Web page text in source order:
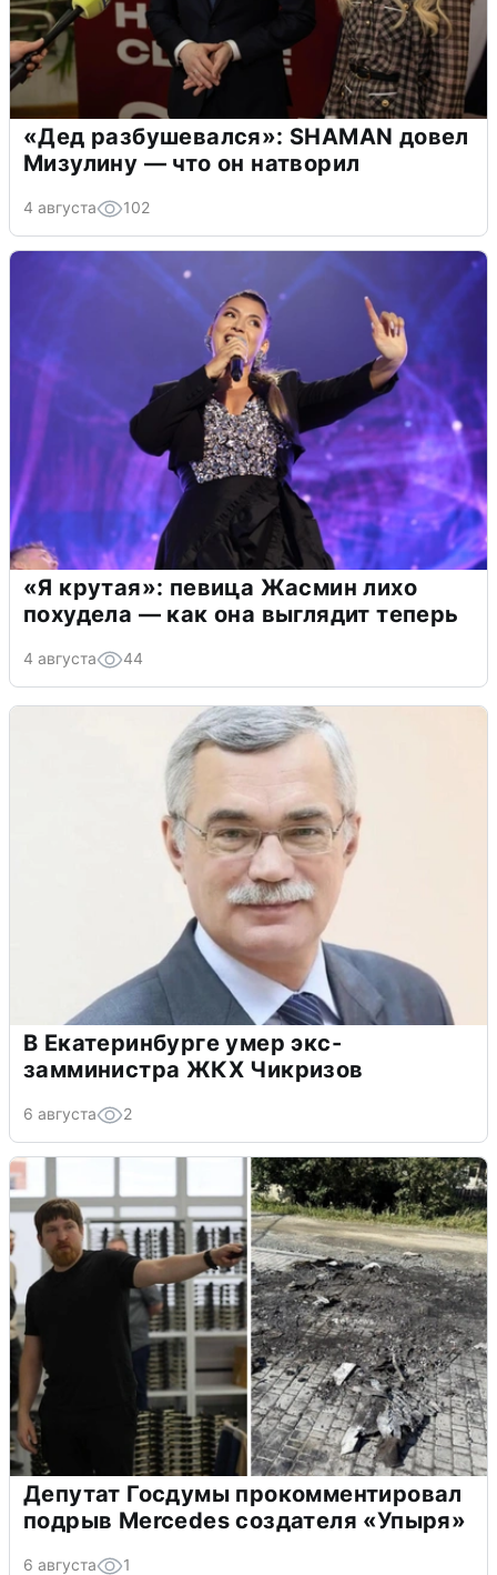
«Дед разбушевался»: SHAMAN довел
Мизулину — что он натворил
4 августа 102
«Я крутая»: певица Жасмин лихо
похудела — как она выглядит теперь
4 августа 44
В Екатеринбурге умер экс-
замминистра ЖКХ Чикризов
6 августа 2
Депутат Госдумы прокомментировал
подрыв Mercedes создателя «Упыря»
6 августа 1